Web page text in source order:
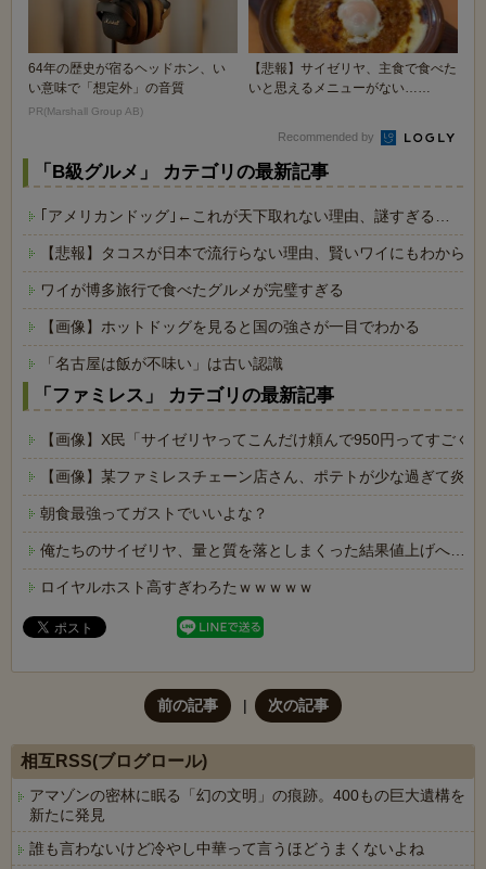
64年の歴史が宿るヘッドホン、い
い意味で「想定外」の音質
PR(Marshall Group AB)
【悲報】サイゼリヤ、主食で食べた
いと思えるメニューがない……
Recommended by
「B級グルメ」 カテゴリの最新記事
｢アメリカンドッグ｣←これが天下取れない理由、謎すぎる…
【悲報】タコスが日本で流行らない理由、賢いワイにもわからな
ワイが博多旅行で食べたグルメが完璧すぎる
【画像】ホットドッグを見ると国の強さが一目でわかる
「名古屋は飯が不味い」は古い認識
「ファミレス」 カテゴリの最新記事
【画像】X民「サイゼリヤってこんだけ頼んで950円ってすごく
【画像】某ファミレスチェーン店さん、ポテトが少な過ぎて炎上
朝食最強ってガストでいいよな？
俺たちのサイゼリヤ、量と質を落としまくった結果値上げへ…
ロイヤルホスト高すぎわろたｗｗｗｗｗ
前の記事 次の記事
相互RSS(ブログロール)
アマゾンの密林に眠る「幻の文明」の痕跡。400もの巨大遺構を
新たに発見
誰も言わないけど冷やし中華って言うほどうまくないよね